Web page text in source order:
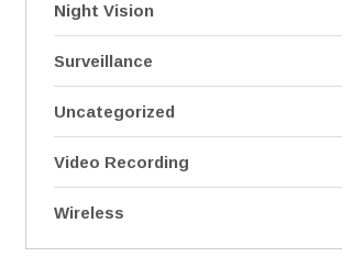
Night Vision
Surveillance
Uncategorized
Video Recording
Wireless